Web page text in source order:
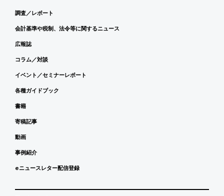
調査／レポート
会計基準や税制、法令等に関するニュース
広報誌
コラム／対談
イベント／セミナーレポート
各種ガイドブック
書籍
寄稿記事
動画
事例紹介
eニュースレター配信登録